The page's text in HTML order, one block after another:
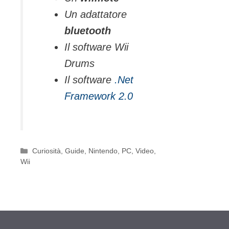
Un adattatore
bluetooth
Il software Wii
Drums
Il software .Net
Framework 2.0
Categorie
Curiosità,Guide, Nintendo, PC,Video,
Wii